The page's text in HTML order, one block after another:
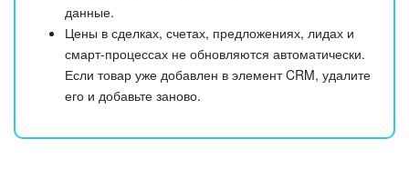
данные.
Цены в сделках, счетах, предложениях, лидах и
смарт-процессах не обновляются автоматически.
Если товар уже добавлен в элемент CRM, удалите
его и добавьте заново.